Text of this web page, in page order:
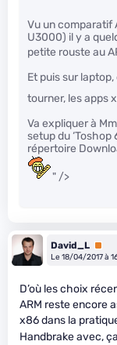
Vu un comparatif
U3000) il y a
petite rouste au
Et puis sur
tourner, les apps
Va expliquer à
setup du ‘Toshop
répertoire
" />
David_L
Le 18/04/2017 à
D’où les choix
ARM reste encore
x86 dans la
Handbrake avec,